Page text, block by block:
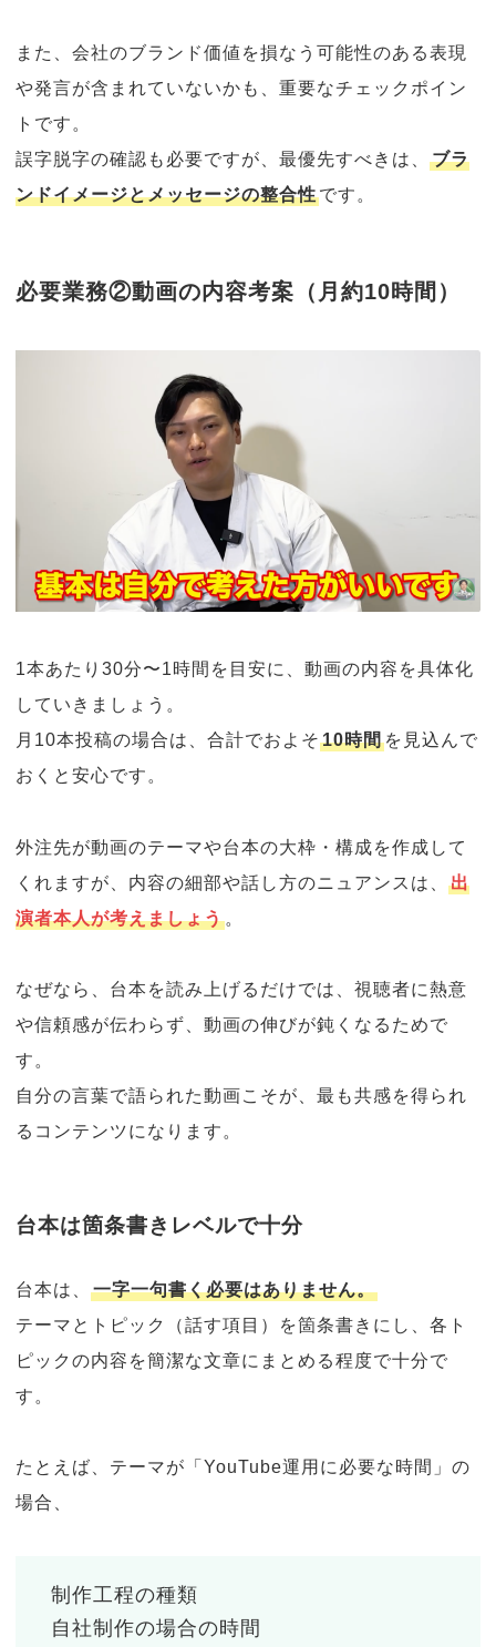
また、会社のブランド価値を損なう可能性のある表現
や発言が含まれていないかも、重要なチェックポイン
トです。
誤字脱字の確認も必要ですが、最優先すべきは、ブラ
ンドイメージとメッセージの整合性です。
必要業務②動画の内容考案（月約10時間）
1本あたり30分〜1時間を目安に、動画の内容を具体化
していきましょう。
月10本投稿の場合は、合計でおよそ10時間 を見込んで
おくと安心です。
外注先が動画のテーマや台本の大枠・構成を作成して
くれますが、内容の細部や話し方のニュアンスは、出
演者本人が考えましょう 。
なぜなら、台本を読み上げるだけでは、視聴者に熱意
や信頼感が伝わらず、動画の伸びが鈍くなるためで
す。
自分の言葉で語られた動画こそが、最も共感を得られ
るコンテンツになります。
台本は箇条書きレベルで十分
台本は、一字一句書く必要はありません。
テーマとトピック（話す項目）を箇条書きにし、各ト
ピックの内容を簡潔な文章にまとめる程度で十分で
す。
たとえば、テーマが「YouTube運用に必要な時間」の
場合、
制作工程の種類
自社制作の場合の時間